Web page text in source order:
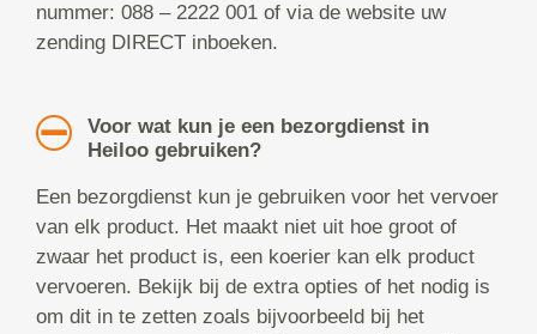
nummer: 088 – 2222 001 of via de website uw
zending DIRECT inboeken.
Voor wat kun je een bezorgdienst in
Heiloo gebruiken?
Een bezorgdienst kun je gebruiken voor het vervoer
van elk product. Het maakt niet uit hoe groot of
zwaar het product is, een koerier kan elk product
vervoeren. Bekijk bij de extra opties of het nodig is
om dit in te zetten zoals bijvoorbeeld bij het